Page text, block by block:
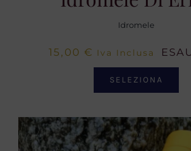
Idromele
15,00 € Iva Inclusa
SELEZIONA